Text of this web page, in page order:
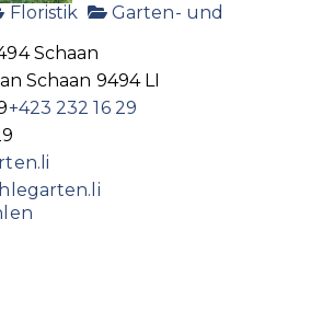
Floristik
Garten- und
Schaan
Schaan 9494 LI
+423 232 16 29